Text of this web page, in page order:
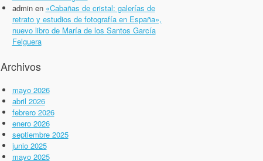
adminen «Cabañas de cristal: galerías de
retrato y estudios de fotografía en España»,
nuevo libro de María de los Santos García
Felguera
Archivos
mayo 2026
abril 2026
febrero 2026
enero 2026
septiembre 2025
junio 2025
mayo 2025